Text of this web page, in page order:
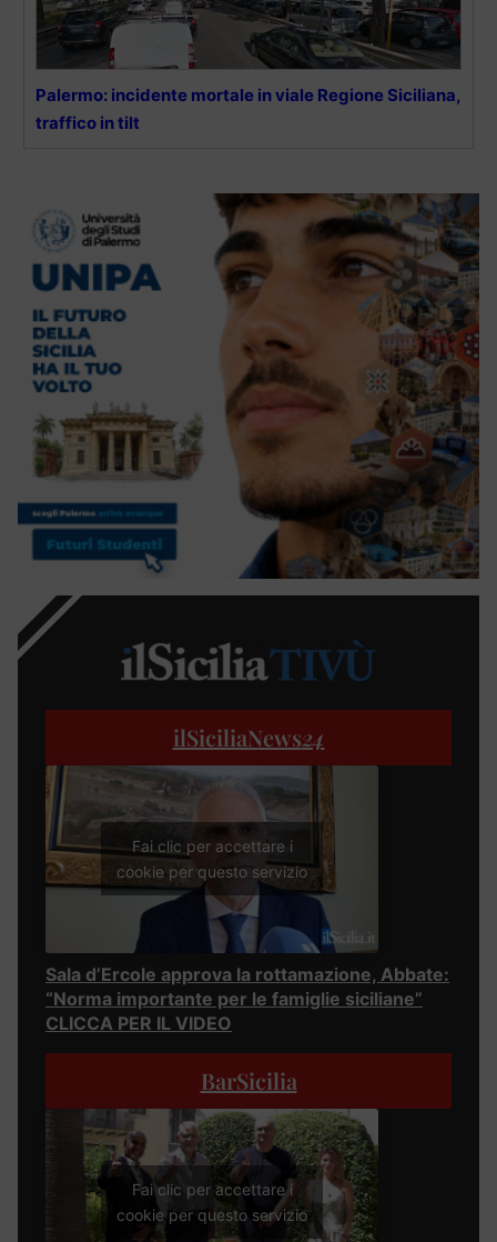
Palermo: incidente mortale in viale Regione Siciliana,
traffico in tilt
ilSiciliaNews24
Fai clic per accettare i
cookie per questo servizio
Sala d’Ercole approva la rottamazione, Abbate:
“Norma importante per le famiglie siciliane”
CLICCA PER IL VIDEO
BarSicilia
Fai clic per accettare i
cookie per questo servizio